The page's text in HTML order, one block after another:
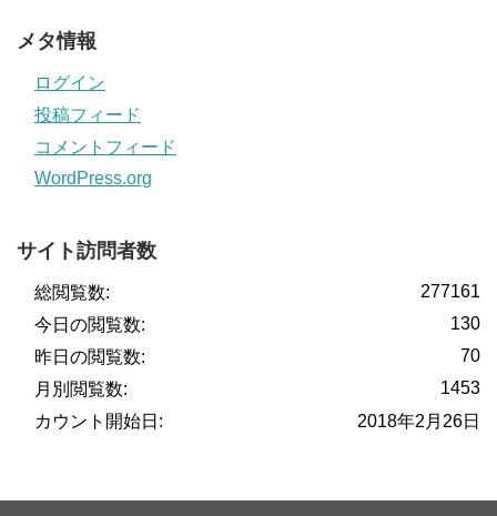
メタ情報
ログイン
投稿フィード
コメントフィード
WordPress.org
サイト訪問者数
277161
総閲覧数:
130
今日の閲覧数:
70
昨日の閲覧数:
1453
月別閲覧数:
2018年2月26日
カウント開始日: